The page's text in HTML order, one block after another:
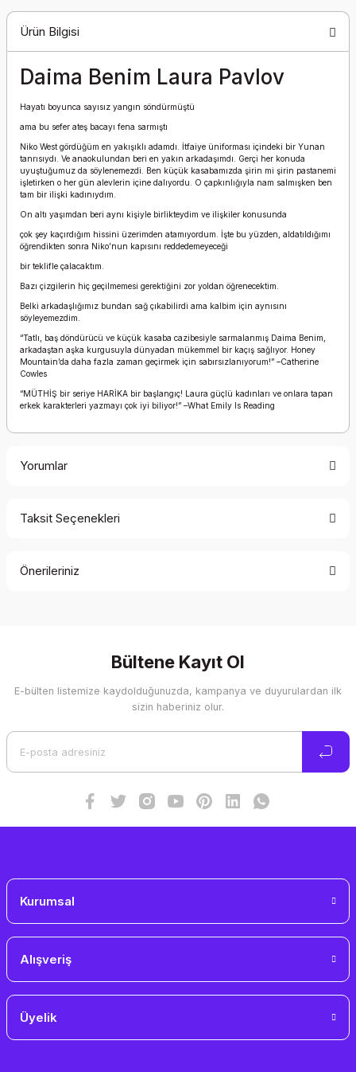
Ürün Bilgisi
Daima Benim Laura Pavlov
Hayatı boyunca sayısız yangın söndürmüştü
ama bu sefer ateş bacayı fena sarmıştı
Niko West gördüğüm en yakışıklı adamdı. İtfaiye üniforması içindeki bir Yunan
tanrısıydı. Ve anaokulundan beri en yakın arkadaşımdı. Gerçi her konuda
uyuştuğumuz da söylenemezdi. Ben küçük kasabamızda şirin mi şirin pastanemi
işletirken o her gün alevlerin içine dalıyordu. O çapkınlığıyla nam salmışken ben
tam bir ilişki kadınıydım.
On altı yaşımdan beri aynı kişiyle birlikteydim ve ilişkiler konusunda
çok şey kaçırdığım hissini üzerimden atamıyordum. İşte bu yüzden, aldatıldığımı
öğrendikten sonra Niko’nun kapısını reddedemeyeceği
bir teklifle çalacaktım.
Bazı çizgilerin hiç geçilmemesi gerektiğini zor yoldan öğrenecektim.
Belki arkadaşlığımız bundan sağ çıkabilirdi ama kalbim için aynısını
söyleyemezdim.
“Tatlı, baş döndürücü ve küçük kasaba cazibesiyle sarmalanmış Daima Benim,
arkadaştan aşka kurgusuyla dünyadan mükemmel bir kaçış sağlıyor. Honey
Mountain’da daha fazla zaman geçirmek için sabırsızlanıyorum!” –Catherine
Cowles
“MÜTHİŞ bir seriye HARİKA bir başlangıç! Laura güçlü kadınları ve onlara tapan
erkek karakterleri yazmayı çok iyi biliyor!” –What Emily Is Reading
Yorumlar
Taksit Seçenekleri
Önerileriniz
Görüş ve önerileriniz için teşekkür ederiz.
Ürün resmi kalitesiz, bozuk veya görüntülenemiyor.
Bültene Kayıt Ol
E-bülten listemize kaydolduğunuzda, kampanya ve duyurulardan ilk
sizin haberiniz olur.
Kurumsal
Alışveriş
Üyelik